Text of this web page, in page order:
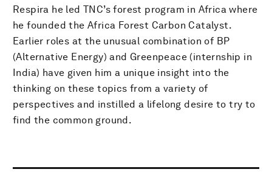
Respira he led TNC’s forest program in Africa where
he founded the Africa Forest Carbon Catalyst.
Earlier roles at the unusual combination of BP
(Alternative Energy) and Greenpeace (internship in
India) have given him a unique insight into the
thinking on these topics from a variety of
perspectives and instilled a lifelong desire to try to
find the common ground.